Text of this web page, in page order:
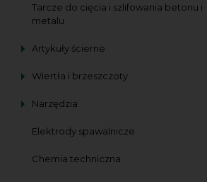
Tarcze do cięcia i szlifowania betonu i
metalu
Artykuły ścierne
Wiertła i brzeszczoty
Narzędzia
Elektrody spawalnicze
Chemia techniczna